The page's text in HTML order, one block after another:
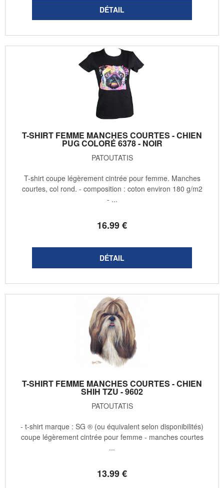
T-SHIRT FEMME MANCHES COURTES - CHIEN
PUG COLORÉ 6378 - NOIR
PATOUTATIS
16.99€
T-shirt coupe légèrement cintrée pour femme. Manches
courtes, col rond. - composition : coton environ 180 g/m2
- ...
T-SHIRT FEMME MANCHES COURTES - CHIEN
SHIH TZU - 9602
PATOUTATIS
13.99€
- t-shirt marque : SG ® (ou équivalent selon disponibilités)
coupe légèrement cintrée pour femme - manches courtes
...